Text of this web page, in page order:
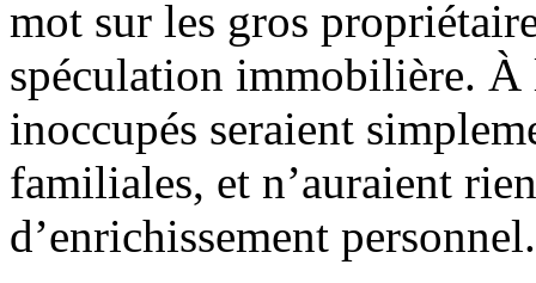
mot sur les gros
spéculation immobilière. À
inoccupés seraient
familiales, et n’auraient
d’enrichissement personnel.